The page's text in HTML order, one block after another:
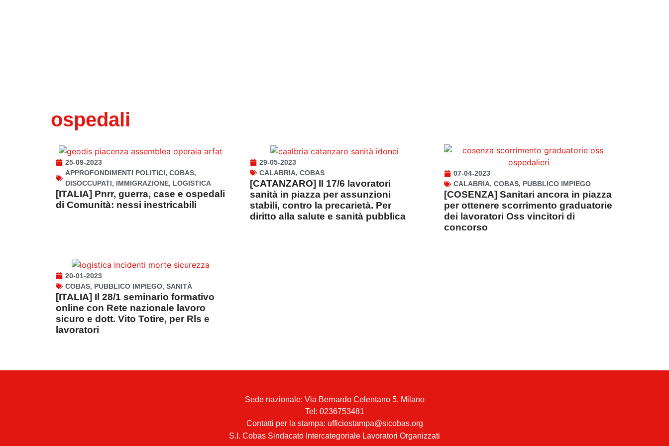
ospedali
25-09-2023
APPROFONDIMENTI POLITICI, COBAS,
DISOCCUPATI, IMMIGRAZIONE, LOGISTICA
[ITALIA] Pnrr, guerra, case e ospedali
di Comunità: nessi inestricabili
29-05-2023
CALABRIA, COBAS
[CATANZARO] Il 17/6 lavoratori
sanità in piazza per assunzioni
stabili, contro la precarietà. Per
diritto alla salute e sanità pubblica
07-04-2023
CALABRIA, COBAS, PUBBLICO IMPIEGO
[COSENZA] Sanitari ancora in piazza
per ottenere scorrimento graduatorie
dei lavoratori Oss vincitori di
concorso
20-01-2023
COBAS, PUBBLICO IMPIEGO, SANITÀ
[ITALIA] Il 28/1 seminario formativo
online con Rete nazionale lavoro
sicuro e dott. Vito Totire, per Rls e
lavoratori
Sede nazionale: Via Bernardo Celentano 5, Milano
Tel: 0236753481
Contatti per la stampa: ufficiostampa@sicobas.org
S.I. Cobas Sindacato Intercategoriale Lavoratori Organizzati